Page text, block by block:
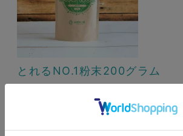
とれるNO.1粉末200グラム